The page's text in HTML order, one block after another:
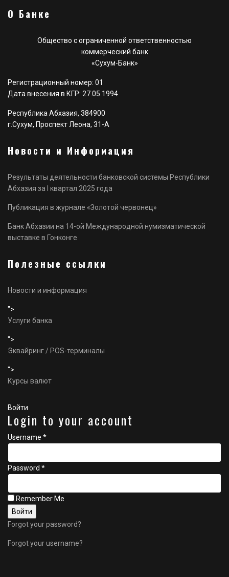
О Банке
Общество с ограниченной ответственностью
коммерческий банк
«Сухум-Банк»
Регистрационный номер: 01
Дата внесения в КГР: 27.05.1994
Республика Абхазия, 384900
г.Сухум, Проспект Леона, 31-А
Новости и Информация
Результаты деятельности банковской системы Республики
Абхазия за I квартал 2025 года
Публикация в журнале «Золотой червонец»
Банк Абхазии на 14-ой Международной нумизматической
выставке в Гонконге
Полезные ссылки
Новости и информация
">
Услуги банка
">
Эквайринг / POS-терминалы
">
Курсы валют
Войти
Login to your account
Username *
Password *
Remember Me
Forgot your password?
Forgot your username?